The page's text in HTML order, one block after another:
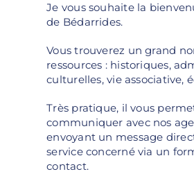
Je vous souhaite la
de Bédarrides.
Vous trouverez un grand
ressources : historiques,
culturelles, vie associative,
Très pratique, il vous
communiquer avec nos
envoyant un message
service concerné via un
contact.